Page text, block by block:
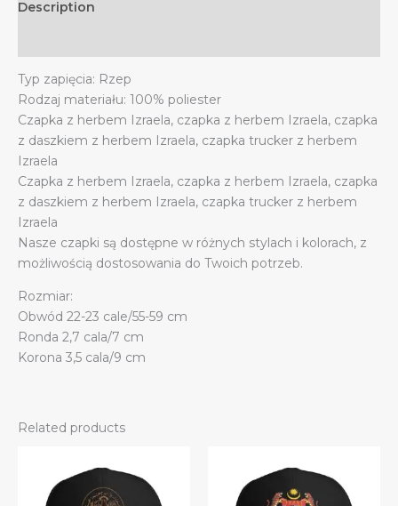
quantity
Description
Typ zapięcia: Rzep
Rodzaj materiału: 100% poliester
Czapka z herbem Izraela, czapka z herbem Izraela, czapka
z daszkiem z herbem Izraela, czapka trucker z herbem
Izraela
Czapka z herbem Izraela, czapka z herbem Izraela, czapka
z daszkiem z herbem Izraela, czapka trucker z herbem
Izraela
Nasze czapki są dostępne w różnych stylach i kolorach, z
możliwością dostosowania do Twoich potrzeb.
Rozmiar:
Obwód 22-23 cale/55-59 cm
Ronda 2,7 cala/7 cm
Korona 3,5 cala/9 cm
Related products